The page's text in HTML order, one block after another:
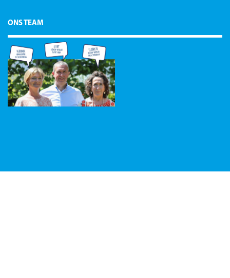
ONS TEAM